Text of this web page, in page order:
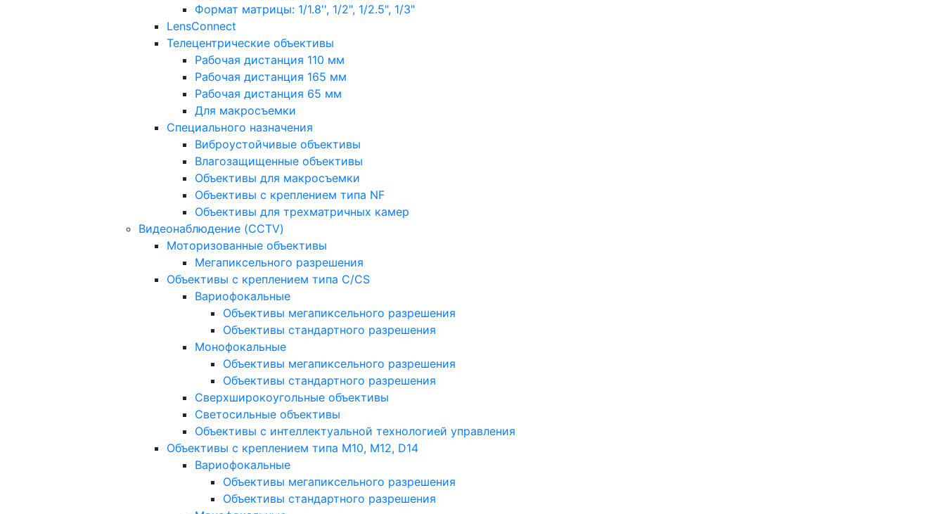
Формат матрицы: 1/1.8'', 1/2", 1/2.5", 1/3"
LensConnect
Телецентрические объективы
Рабочая дистанция 110 мм
Рабочая дистанция 165 мм
Рабочая дистанция 65 мм
Для макросъемки
Специального назначения
Виброустойчивые объективы
Влагозащищенные объективы
Объективы для макросъемки
Объективы с креплением типа NF
Объективы для трехматричных камер
Видеонаблюдение (CCTV)
Моторизованные объективы
Мегапиксельного разрешения
Объективы с креплением типа C/CS
Вариофокальные
Объективы мегапиксельного разрешения
Объективы стандартного разрешения
Монофокальные
Объективы мегапиксельного разрешения
Объективы стандартного разрешения
Сверхширокоугольные объективы
Светосильные объективы
Объективы с интеллектуальной технологией управления
Объективы с креплением типа M10, M12, D14
Вариофокальные
Объективы мегапиксельного разрешения
Объективы стандартного разрешения